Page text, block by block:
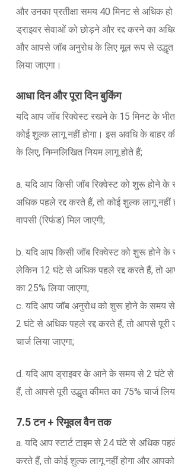
और उनका प्रतीक्षा समय 40 मिनट से अधिक हो
ड्राइवर सेवाओं को छोड़ने और रद्द करने का
और आपसे जॉब अनुरोध के लिए मूल रूप से उद्धृत
लिया जाएगा।
आधा दिन और पूरा दिन बुकिंग
यदि आप जॉब रिक्वेस्ट रखने के 15 मिनट के
कोई शुल्क लागू नहीं होगा। इस अवधि के बाहर
के लिए, निम्नलिखित नियम लागू होते हैं;
a. यदि आप किसी जॉब रिक्वेस्ट को शुरू होने
अधिक पहले रद्द करते हैं, तो कोई शुल्क लागू नहीं
वापसी (रिफंड) मिल जाएगी;
b. यदि आप किसी जॉब रिक्वेस्ट को शुरू होने
लेकिन 12 घंटे से अधिक पहले रद्द करते हैं, तो
का 25% लिया जाएगा;
c. यदि आप जॉब अनुरोध को शुरू होने के समय
2 घंटे से अधिक पहले रद्द करते हैं, तो आपसे पूरी
चार्ज लिया जाएगा;
d. यदि आप ड्राइवर के आने के समय से 2 घंटे से
हैं, तो आपसे पूरी उद्धृत कीमत का 75% चार्ज
7.5 टन + रिमूवल वैन तक
a. यदि आप स्टार्ट टाइम से 24 घंटे से अधिक पहले
करते हैं, तो कोई शुल्क लागू नहीं होगा और आपको